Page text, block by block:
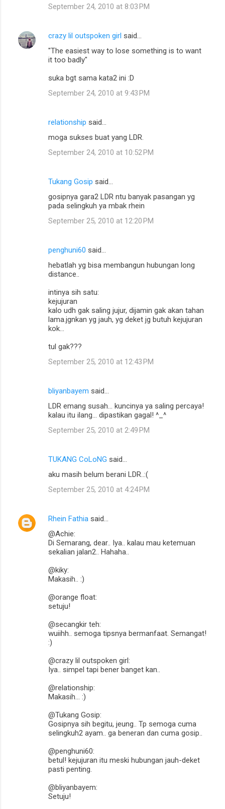
September 24, 2010 at 8:03 PM
crazy lil outspoken girl said…
"The easiest way to lose something is to want
it too badly"
suka bgt sama kata2 ini :D
September 24, 2010 at 9:43 PM
relationship said…
moga sukses buat yang LDR.
September 24, 2010 at 10:52 PM
Tukang Gosip said…
gosipnya gara2 LDR ntu banyak pasangan yg
pada selingkuh ya mbak rhein
September 25, 2010 at 12:20 PM
penghuni60 said…
hebatlah yg bisa membangun hubungan long
distance..
intinya sih satu:
kejujuran
kalo udh gak saling jujur, dijamin gak akan tahan
lama.jgnkan yg jauh, yg deket jg butuh kejujuran
kok...
tul gak???
September 25, 2010 at 12:43 PM
bliyanbayem said…
LDR emang susah... kuncinya ya saling percaya!
kalau itu ilang... dipastikan gagal! ^_^
September 25, 2010 at 2:49 PM
TUKANG CoLoNG said…
aku masih belum berani LDR..:(
September 25, 2010 at 4:24 PM
Rhein Fathia said…
@Achie:
Di Semarang, dear.. Iya.. kalau mau ketemuan
sekalian jalan2.. Hahaha..
@kiky:
Makasih.. :)
@orange float:
setuju!
@secangkir teh:
wuiihh.. semoga tipsnya bermanfaat. Semangat!
:)
@crazy lil outspoken girl:
Iya.. simpel tapi bener banget kan..
@relationship:
Makasih... :)
@Tukang Gosip:
Gosipnya sih begitu, jeung.. Tp semoga cuma
selingkuh2 ayam.. ga beneran dan cuma gosip..
@penghuni60:
betul! kejujuran itu meski hubungan jauh-deket
pasti penting.
@bliyanbayem:
Setuju!